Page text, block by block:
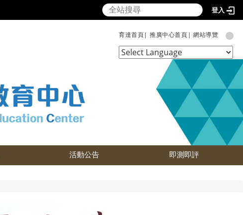
登入
育達首頁| 推廣中心首頁| 網站導覽
Translate
活動公告 即測即評